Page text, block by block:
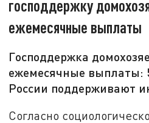
господдержку
ежемесячные выплаты
Господдержка
ежемесячные выплаты:
России поддерживают
Согласно